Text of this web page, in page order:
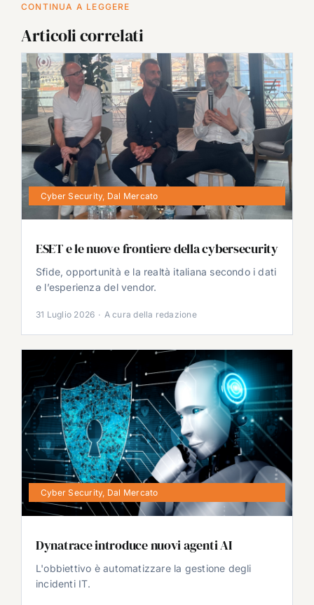
CONTINUA A LEGGERE
Articoli correlati
Cyber Security, Dal Mercato
ESET e le nuove frontiere della cybersecurity
Sfide, opportunità e la realtà italiana secondo i dati
e l’esperienza del vendor.
31 Luglio 2026 · A cura della redazione
Cyber Security, Dal Mercato
Dynatrace introduce nuovi agenti AI
L'obbiettivo è automatizzare la gestione degli
incidenti IT.